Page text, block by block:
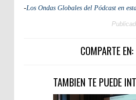
-Los Ondas Globales del Pódcast en
COMPARTE EN:
TAMBIEN TE PUEDE